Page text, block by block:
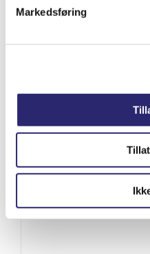
Markedsføring
3085B)
Legg i handlekurv